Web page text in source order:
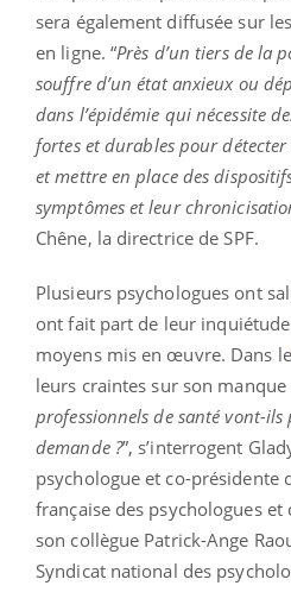
sera également diffusée sur
en ligne. “Près d’un tiers de la
souffre d’un état anxieux ou
dans l’épidémie qui nécessite
fortes et durables pour
et mettre en place des
symptômes et leur
Chêne, la directrice de SPF.
Plusieurs psychologues ont
ont fait part de leur
moyens mis en œuvre. Dans le
leurs craintes sur son manque
professionnels de santé vont-
demande ?”, s’interrogent
psychologue et co-présidente
française des psychologues et
son collègue Patrick-Ange
Syndicat national des